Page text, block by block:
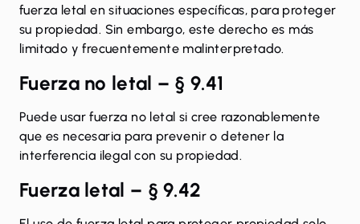
fuerza letal en situaciones específicas, para proteger
su propiedad. Sin embargo, este derecho es más
limitado y frecuentemente malinterpretado.
Fuerza no letal – § 9.41
Puede usar fuerza no letal si cree razonablemente
que es necesaria para prevenir o detener la
interferencia ilegal con su propiedad.
Fuerza letal – § 9.42